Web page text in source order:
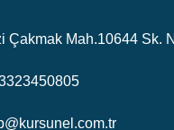
Çakmak Mah.10644 Sk.